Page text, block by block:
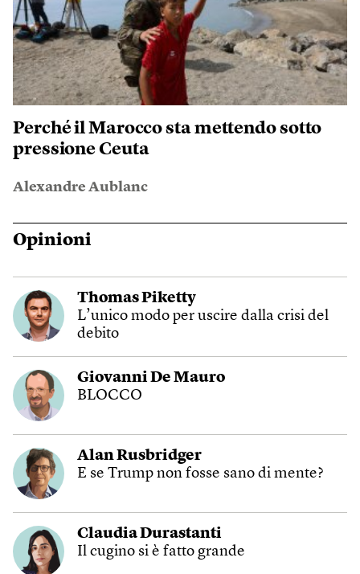
Perché il Marocco sta mettendo sotto
pressione Ceuta
Alexandre Aublanc
Opinioni
Thomas Piketty
L’unico modo per uscire dalla crisi del
debito
Giovanni De Mauro
BLOCCO
Alan Rusbridger
E se Trump non fosse sano di mente?
Claudia Durastanti
Il cugino si è fatto grande